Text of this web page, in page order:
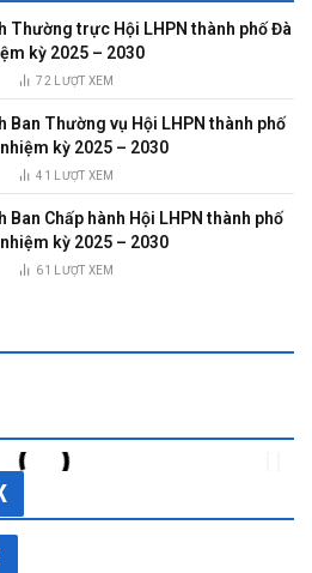
Thường trực Hội LHPN thành phố Đà
kỳ 2025 – 2030
72 LƯỢT XEM
Ban Thường vụ Hội LHPN thành phố
kỳ 2025 – 2030
41 LƯỢT XEM
Ban Chấp hành Hội LHPN thành phố
kỳ 2025 – 2030
61 LƯỢT XEM